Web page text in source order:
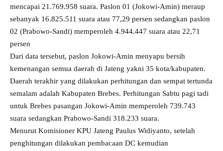
mencapai 21.769.958 suara. Paslon 01 (Jokowi-Amin) meraup
sebanyak 16.825.511 suara atau 77,29 persen sedangkan paslon
02 (Prabowo-Sandi) memperoleh 4.944.447 suara atau 22,71
persen
Dari data tersebut, paslon Jokowi-Amin menyapu bersih
kemenangan semua daerah di Jateng yakni 35 kota/kabupaten.
Daerah terakhir yang dilakukan perhitungan dan sempat tertunda
semalam adalah Kabupaten Brebes. Perhitungan Sabtu pagi tadi
untuk Brebes pasangan Jokowi-Amin memperoleh 739.743
suara sedangkan Prabowo-Sandi 318.233 suara.
Menurut Komisioner KPU Jateng Paulus Widiyanto, setelah
penghitungan dilakukan pembacaan DC kemudian